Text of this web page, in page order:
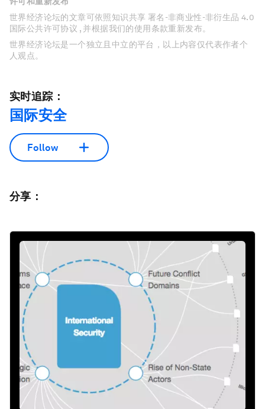
世界经济论坛的文章可依照知识共享 署名-非商业性-非衍生品 4.0
国际公共许可协议 , 并根据我们的使用条款重新发布。
世界经济论坛是一个独立且中立的平台，以上内容仅代表作者个
人观点。
实时追踪：
国际安全
Follow
分享：